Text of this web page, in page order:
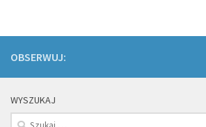
OBSERWUJ:
WYSZUKAJ
Szukaj: